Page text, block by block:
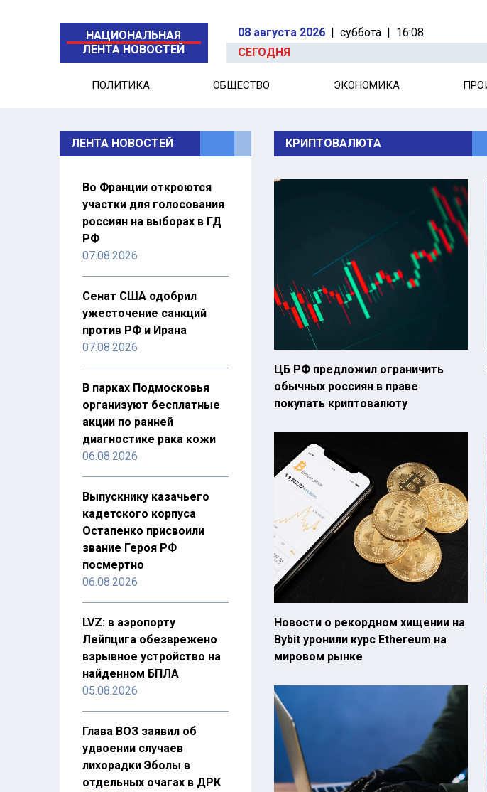
НАЦИОНАЛЬНАЯ
ЛЕНТА НОВОСТЕЙ
08 августа 2026 | суббота | 16:08
СЕГОДНЯ
ПОЛИТИКА ОБЩЕСТВО ЭКОНОМИКА
ЛЕНТА НОВОСТЕЙ
Во Франции откроются
участки для голосования
россиян на выборах в ГД
РФ
07.08.2026
Сенат США одобрил
ужесточение санкций
против РФ и Ирана
07.08.2026
В парках Подмосковья
организуют бесплатные
акции по ранней
диагностике рака кожи
06.08.2026
Выпускнику казачьего
кадетского корпуса
Остапенко присвоили
звание Героя РФ
посмертно
06.08.2026
LVZ: в аэропорту
Лейпцига обезврежено
взрывное устройство на
найденном БПЛА
05.08.2026
Глава ВОЗ заявил об
удвоении случаев
лихорадки Эболы в
отдельных очагах в ДРК
КРИПТОВАЛЮТА
ЦБ РФ предложил ограничить
обычных россиян в праве
покупать криптовалюту
Новости о рекордном хищении на
Bybit уронили курс Ethereum на
мировом рынке